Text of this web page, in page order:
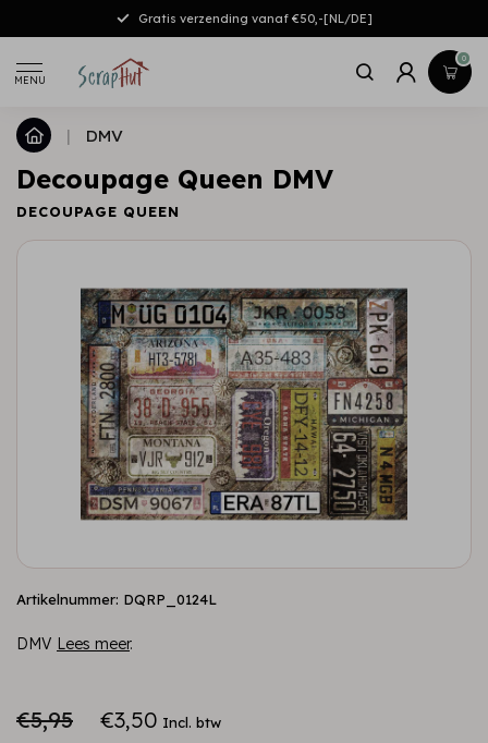
Gratis verzending vanaf €50,-[NL/DE]
MENU
0
| DMV
Decoupage Queen DMV
DECOUPAGE QUEEN
Artikelnummer: DQRP_0124L
DMV Lees meer.
€5,95 €3,50 Incl. btw